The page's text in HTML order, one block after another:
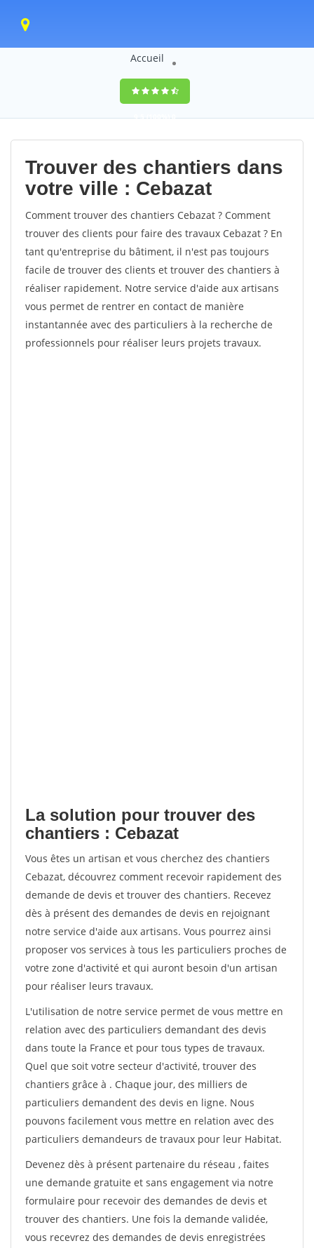
Accueil
9,5(100%)0
votes
Trouver des chantiers dans
votre ville : Cebazat
Comment trouver des chantiers Cebazat ? Comment
trouver des clients pour faire des travaux Cebazat ? En
tant qu'entreprise du bâtiment, il n'est pas toujours
facile de trouver des clients et trouver des chantiers à
réaliser rapidement. Notre service d'aide aux artisans
vous permet de rentrer en contact de manière
instantannée avec des particuliers à la recherche de
professionnels pour réaliser leurs projets travaux.
La solution pour trouver des
chantiers : Cebazat
Vous êtes un artisan et vous cherchez des chantiers
Cebazat, découvrez comment recevoir rapidement des
demande de devis et trouver des chantiers. Recevez
dès à présent des demandes de devis en rejoignant
notre service d'aide aux artisans. Vous pourrez ainsi
proposer vos services à tous les particuliers proches de
votre zone d'activité et qui auront besoin d'un artisan
pour réaliser leurs travaux.
L'utilisation de notre service permet de vous mettre en
relation avec des particuliers demandant des devis
dans toute la France et pour tous types de travaux.
Quel que soit votre secteur d'activité, trouver des
chantiers grâce à . Chaque jour, des milliers de
particuliers demandent des devis en ligne. Nous
pouvons facilement vous mettre en relation avec des
particuliers demandeurs de travaux pour leur Habitat.
Devenez dès à présent partenaire du réseau , faites
une demande gratuite et sans engagement via notre
formulaire pour recevoir des demandes de devis et
trouver des chantiers. Une fois la demande validée,
vous recevrez des demandes de devis enregistrées